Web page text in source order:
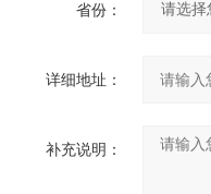
省份：
详细地址：
补充说明：